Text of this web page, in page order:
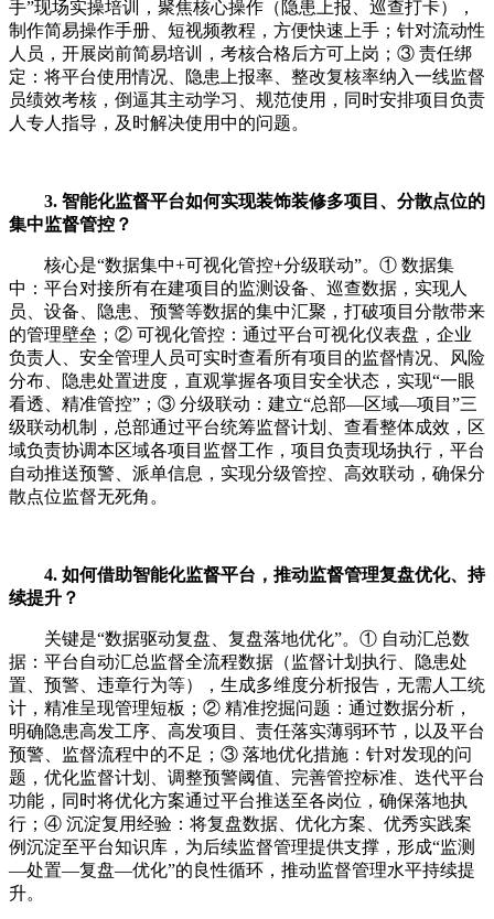
手”现场实操培训，聚焦核心操作（隐患上报、巡查打卡），
制作简易操作手册、短视频教程，方便快速上手；针对流动性
人员，开展岗前简易培训，考核合格后方可上岗；③ 责任绑
定：将平台使用情况、隐患上报率、整改复核率纳入一线监督
员绩效考核，倒逼其主动学习、规范使用，同时安排项目负责
人专人指导，及时解决使用中的问题。
3. 智能化监督平台如何实现装饰装修多项目、分散点位的
集中监督管控？
核心是“数据集中+可视化管控+分级联动”。① 数据集
中：平台对接所有在建项目的监测设备、巡查数据，实现人
员、设备、隐患、预警等数据的集中汇聚，打破项目分散带来
的管理壁垒；② 可视化管控：通过平台可视化仪表盘，企业
负责人、安全管理人员可实时查看所有项目的监督情况、风险
分布、隐患处置进度，直观掌握各项目安全状态，实现“一眼
看透、精准管控”；③ 分级联动：建立“总部—区域—项目”三
级联动机制，总部通过平台统筹监督计划、查看整体成效，区
域负责协调本区域各项目监督工作，项目负责现场执行，平台
自动推送预警、派单信息，实现分级管控、高效联动，确保分
散点位监督无死角。
4. 如何借助智能化监督平台，推动监督管理复盘优化、持
续提升？
关键是“数据驱动复盘、复盘落地优化”。① 自动汇总数
据：平台自动汇总监督全流程数据（监督计划执行、隐患处
置、预警、违章行为等），生成多维度分析报告，无需人工统
计，精准呈现管理短板；② 精准挖掘问题：通过数据分析，
明确隐患高发工序、高发项目、责任落实薄弱环节，以及平台
预警、监督流程中的不足；③ 落地优化措施：针对发现的问
题，优化监督计划、调整预警阈值、完善管控标准、迭代平台
功能，同时将优化方案通过平台推送至各岗位，确保落地执
行；④ 沉淀复用经验：将复盘数据、优化方案、优秀实践案
例沉淀至平台知识库，为后续监督管理提供支撑，形成“监测
—处置—复盘—优化”的良性循环，推动监督管理水平持续提
升。